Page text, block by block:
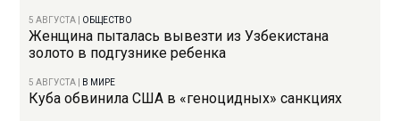
5 АВГУСТА ОБЩЕСТВО
Женщина пыталась вывезти из Узбекистана
золото в подгузнике ребенка
5 АВГУСТА В МИРЕ
Куба обвинила США в «геноцидных» санкциях